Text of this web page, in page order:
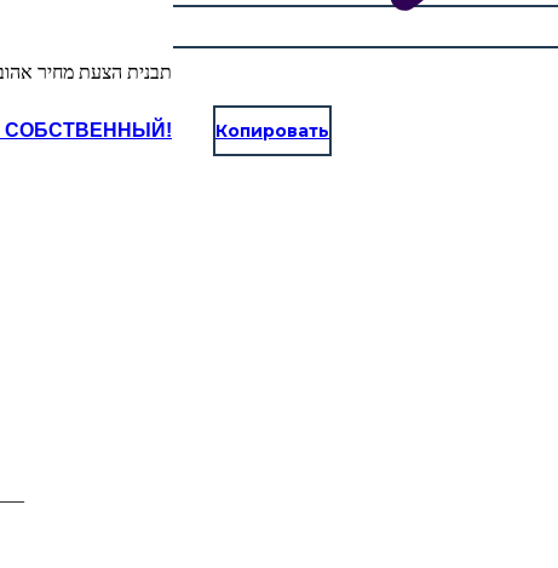
СОБСТВЕННЫЙ! Копировать